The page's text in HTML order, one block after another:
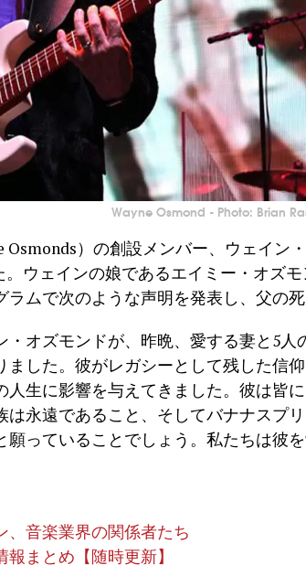
Wayne Osmond - Photo: Brian
）の創設メンバー、ウェイン
ウェインの娘であるエイミー・オズ
ムで次のような声明を発表し、父の死
オズモンドが、昨晩、愛する妻と5人
した。彼がレガシーとして残した信仰
生に影響を与えてきました。彼は皆
永遠であること、そしてバナナスプ
っていることでしょう。私たちは彼を
、音楽業界の関係者たち
まとめ【随時更新】